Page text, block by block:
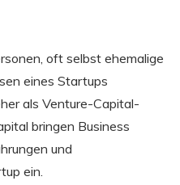
oft selbst ehemalige
eines Startups
als Venture-Capital-
bringen Business
und
ein.